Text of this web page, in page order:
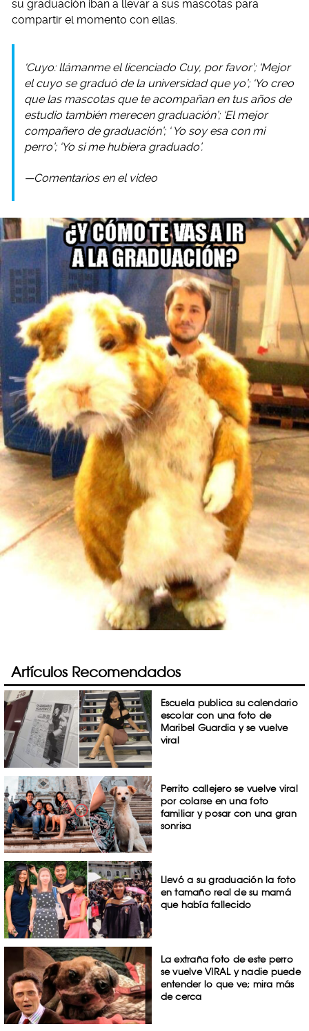
su graduación iban a llevar a sus mascotas para
compartir el momento con ellas.
‘Cuyo: llámanme el licenciado Cuy, por favor’; ‘Mejor
el cuyo se graduó de la universidad que yo’; ‘Yo creo
que las mascotas que te acompañan en tus años de
estudio también merecen graduación’; ‘El mejor
compañero de graduación’; ‘ Yo soy esa con mi
perro’; ‘Yo si me hubiera graduado’.
—Comentarios en el video
Artículos Recomendados
Escuela publica su calendario
escolar con una foto de
Maribel Guardia y se vuelve
viral
Perrito callejero se vuelve viral
por colarse en una foto
familiar y posar con una gran
sonrisa
Llevó a su graduación la foto
en tamaño real de su mamá
que había fallecido
La extraña foto de este perro
se vuelve VIRAL y nadie puede
entender lo que ve; mira más
de cerca